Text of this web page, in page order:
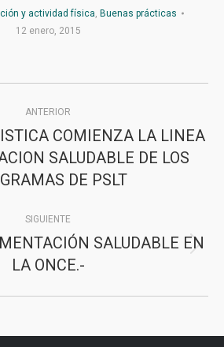
y actividad física, Buenas prácticas
12 enero, 2015
ANTERIOR
Publicación
anterior:
COMIENZA LA LINEA
SALUDABLE DE LOS
DE PSLT
SIGUIENTE
Publicación
siguiente:
SALUDABLE EN
LA ONCE.-